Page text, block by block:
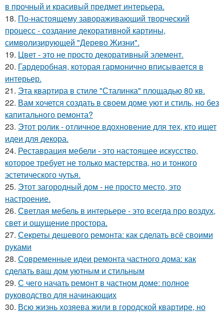
в прочный и красивый предмет интерьера.
18. По-настоящему завораживающий творческий
процесс - создание декоративной картины,
символизирующей "Дерево Жизни".
19. Цвет - это не просто декоративный элемент.
20. Гардеробная, которая гармонично вписывается в
интерьер.
21. Эта квартира в стиле "Сталинка" площадью 80 кв.
22. Вам хочется создать в своем доме уют и стиль, но без
капитального ремонта?
23. Этот ролик - отличное вдохновение для тех, кто ищет
идеи для декора.
24. Реставрация мебели - это настоящее искусство,
которое требует не только мастерства, но и тонкого
эстетического чутья.
25. Этот загородный дом - не просто место, это
настроение.
26. Светлая мебель в интерьере - это всегда про воздух,
свет и ощущение простора.
27. Секреты дешевого ремонта: как сделать всё своими
руками
28. Современные идеи ремонта частного дома: как
сделать ваш дом уютным и стильным
29. С чего начать ремонт в частном доме: полное
руководство для начинающих
30. Всю жизнь хозяева жили в городской квартире, но